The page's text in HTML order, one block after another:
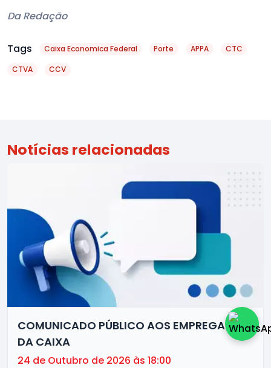
Da Redação
Tags Caixa Economica Federal Porte APPA CTC
CTVA CCV
Notícias relacionadas
COMUNICADO PÚBLICO AOS EMPREGADOS
DA CAIXA
24 de Outubro de 2026 às 18:00